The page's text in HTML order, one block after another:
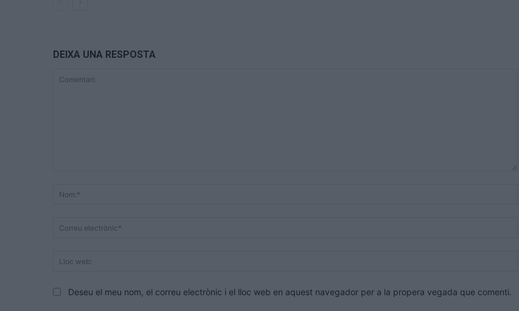
DEIXA UNA RESPOSTA
Deseu el meu nom, el correu electrònic i el lloc web en aquest navegador per a la propera vegada que comenti.